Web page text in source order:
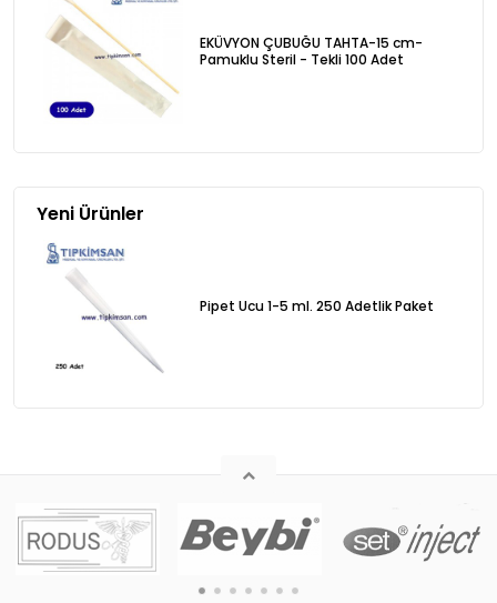
EKÜVYON ÇUBUĞU TAHTA-15 cm-
Pamuklu Steril - Tekli 100 Adet
Yeni Ürünler
Pipet Ucu 1-5 ml. 250 Adetlik Paket